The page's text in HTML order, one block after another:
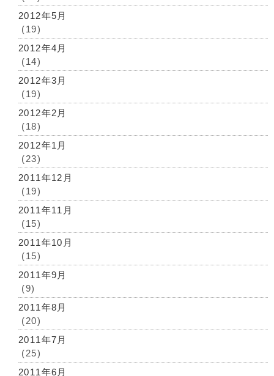
2012年5月
(19)
2012年4月
(14)
2012年3月
(19)
2012年2月
(18)
2012年1月
(23)
2011年12月
(19)
2011年11月
(15)
2011年10月
(15)
2011年9月
(9)
2011年8月
(20)
2011年7月
(25)
2011年6月